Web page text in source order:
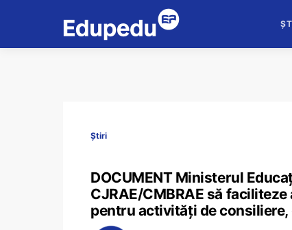
Știri
DOCUMENT Ministerul
CJRAE/CMBRAE să
pentru activități de